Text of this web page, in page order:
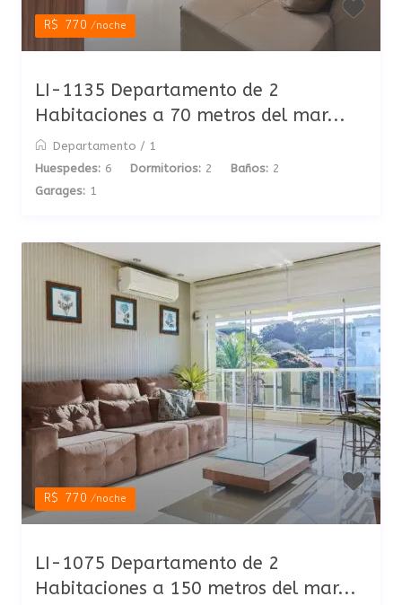
R$ 770/noche
LI-1135 Departamento de 2
Habitaciones a 70 metros del mar...
Departamento / 1
Huespedes: 6 Dormitorios: 2 Baños: 2
Garages: 1
R$ 770/noche
LI-1075 Departamento de 2
Habitaciones a 150 metros del mar...